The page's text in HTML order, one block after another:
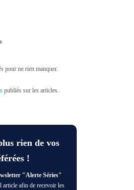
pour ne rien manquer.
publiés sur les articles.
rien de vos
!
"Alerte Séries"
article afin de recevoir les